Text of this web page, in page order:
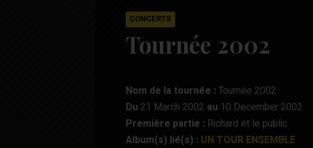
CONCERTS
Tournée 2002
Nom de la tournée : Tournée 2002
Du 21 March 2002 au 10 December 2002
Première partie : Richard et le public
Album(s) lié(s) : UN TOUR ENSEMBLE